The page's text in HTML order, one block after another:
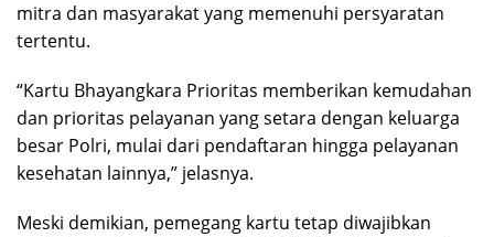
mitra dan masyarakat yang memenuhi persyaratan
tertentu.
“Kartu Bhayangkara Prioritas memberikan kemudahan
dan prioritas pelayanan yang setara dengan keluarga
besar Polri, mulai dari pendaftaran hingga pelayanan
kesehatan lainnya,” jelasnya.
Meski demikian, pemegang kartu tetap diwajibkan